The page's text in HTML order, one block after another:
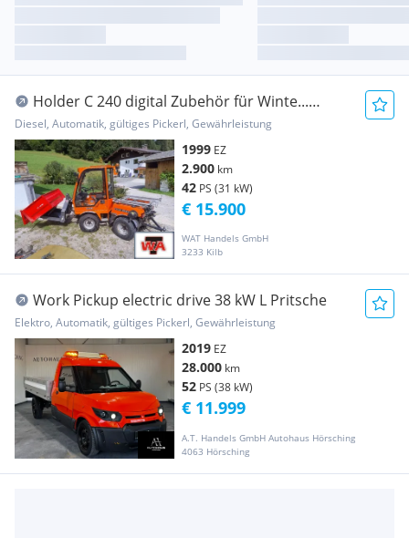
Holder C 240 digital Zubehör für Winte...
Agrarfahrzeug
Diesel, Automatik, gültiges Pickerl, Gewährleistung
1999 EZ
2.900 km
42 PS (31 kW)
WAT Handels GmbH
3233 Kilb
€ 15.900
Work Pickup electric drive 38 kW L Pritsche
Elektro, Automatik, gültiges Pickerl, Gewährleistung
2019 EZ
28.000 km
52 PS (38 kW)
A.T. Handels GmbH Autohaus Hörsching
4063 Hörsching
€ 11.999